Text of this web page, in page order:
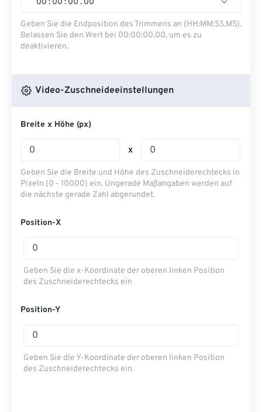
Geben Sie die Endposition des Trimmens an (HH:MM:SS.MS).
Belassen Sie den Wert bei 00:00:00.00, um es zu
deaktivieren.
Video-Zuschneideeinstellungen
Breite x Höhe (px)
x
Geben Sie die Breite und Höhe des Zuschneiderechtecks ​​in
Pixeln (0 - 10000) ein. Ungerade Maßangaben werden auf
die nächste gerade Zahl abgerundet.
Position-X
Geben Sie die x-Koordinate der oberen linken Position
des Zuschneiderechtecks ​​ein
Position-Y
Geben Sie die Y-Koordinate der oberen linken Position
des Zuschneiderechtecks ​​ein.